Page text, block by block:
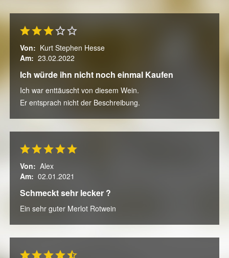
Von: Kurt Stephen Hesse
Am: 23.02.2022
Ich würde ihn nicht noch einmal Kaufen
Ich war enttäuscht von diesem Wein.
Er entsprach nicht der Beschreibung.
Von: Alex
Am: 02.01.2021
Schmeckt sehr lecker ?
Ein sehr guter Merlot Rotwein